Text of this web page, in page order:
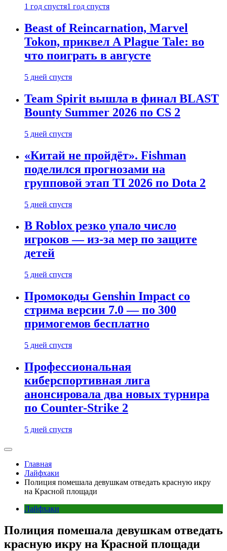
1 год спустя1 год спустя
Beast of Reincarnation, Marvel
Tokon, приквел A Plague Tale: во
что поиграть в августе
5 дней спустя
Team Spirit вышла в финал BLAST
Bounty Summer 2026 по CS 2
5 дней спустя
«Китай не пройдёт». Fishman
поделился прогнозами на
групповой этап TI 2026 по Dota 2
5 дней спустя
В Roblox резко упало число
игроков — из-за мер по защите
детей
5 дней спустя
Промокоды Genshin Impact со
стрима версии 7.0 — по 300
примогемов бесплатно
5 дней спустя
Профессиональная
киберспортивная лига
анонсировала два новых турнира
по Counter-Strike 2
5 дней спустя
Главная
Лайфхаки
Полиция помешала девушкам отведать красную икру
на Красной площади
Лайфхаки
Полиция помешала девушкам отведать
красную икру на Красной площади